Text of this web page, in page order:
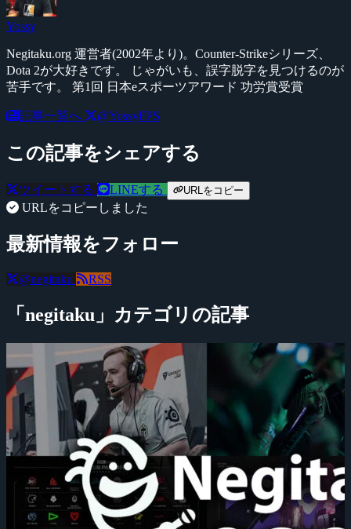
Yossy
Negitaku.org 運営者(2002年より)。Counter-Strikeシリーズ、
Dota 2が大好きです。 じゃがいも、誤字脱字を見つけるのが
苦手です。 第1回 日本eスポーツアワード 功労賞受賞
記事一覧へ @YossyFPS
この記事をシェアする
ツイートする LINEする URLをコピー
URLをコピーしました
最新情報をフォロー
@negitaku RSS
「negitaku」カテゴリの記事